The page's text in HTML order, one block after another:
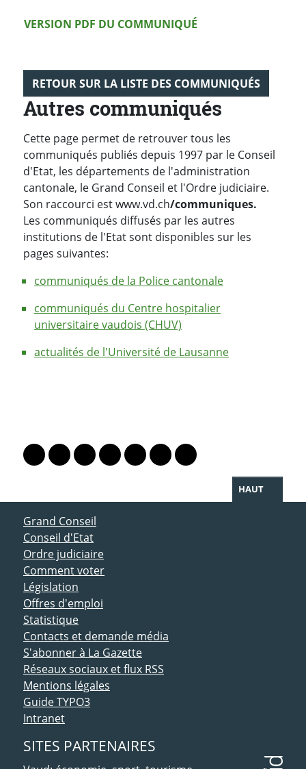
Version PDF
VERSION PDF DU COMMUNIQUÉ
RETOUR SUR LA LISTE DES COMMUNIQUÉS
Autres communiqués
Cette page permet de retrouver tous les
communiqués publiés depuis 1997 par le Conseil
d'Etat, les départements de l'administration
cantonale, le Grand Conseil et l'Ordre judiciaire.
Son raccourci est www.vd.ch/communiques.
Les communiqués diffusés par les autres
institutions de l'Etat sont disponibles sur les
pages suivantes:
communiqués de la Police cantonale
communiqués du Centre hospitalier
universitaire vaudois (CHUV)
actualités de l'Université de Lausanne
Lien vers le profil Mastodon
Lien vers le profil Bluesky
Lien vers le profil Instagram
Lien vers le profil Linkedin
Lien vers le profil Facebook
Lien vers le profil Twitter
Partager par WhatsApp
HAUT
ACCÈS DIRECT
Grand Conseil
Conseil d'Etat
Ordre judiciaire
Comment voter
Législation
Offres d'emploi
Statistique
Contacts et demande média
S'abonner à La Gazette
Réseaux sociaux et flux RSS
Mentions légales
Guide TYPO3
Intranet
SITES PARTENAIRES